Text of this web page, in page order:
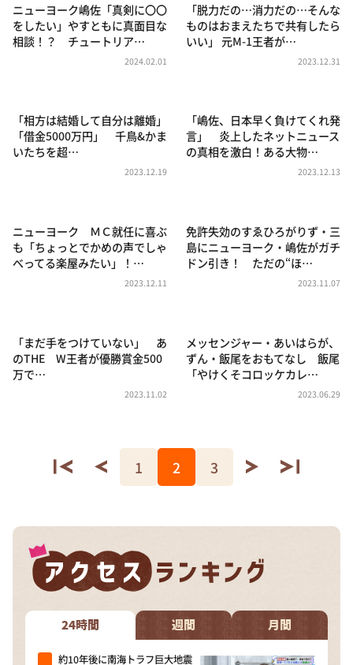
朝だ！生です旅サラダ
教えて！ニュースライブ 正義のミカタ
ポツンと一軒家
ザキ山小屋本館
ニューヨーク嶋佐「真剣に〇〇
をしたい」やすともに真面目な
相談！？ チュートリア…
2024.02.01
「脱力だの…消力だの…そんな
ものはおまえたちで共有したら
いい」 元M-1王者が…
2023.12.31
「相方は結婚して自分は離婚」
「借金5000万円」 千鳥&かま
いたちを超…
2023.12.19
「嶋佐、日本早く負けてくれ発
言」 炎上したネットニュース
の真相を激白！ある大物…
2023.12.13
ニューヨーク ＭＣ就任に喜ぶ
も「ちょっとでかめの声でしゃ
べってる楽屋みたい」！…
2023.12.11
免許失効のすゑひろがりず・三
島にニューヨーク・嶋佐がガチ
ドン引き！ ただの“ほ…
2023.11.07
「まだ手をつけていない」 あ
のTHE W王者が優勝賞金500
万で…
2023.11.02
メッセンジャー・あいはらが、
ずん・飯尾をおもてなし 飯尾
「やけくそコロッケカレ…
2023.06.29
1 2 3
24時間 週間 月間
約10年後に南海トラフ巨大地震